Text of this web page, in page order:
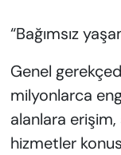
“Bağımsız
Genel
milyonlarca
alanlara erişim,
hizmetler